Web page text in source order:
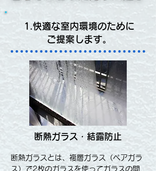
1.快適な室内環境のために
ご提案します。
断熱ガラス・結露防止
断熱ガラスとは、複層ガラス（ペアガラ
ス）で2枚のガラスを使ってガラスの間